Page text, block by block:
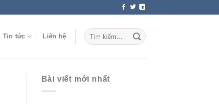
Tin tức Liên hệ
Bài viết mới nhất